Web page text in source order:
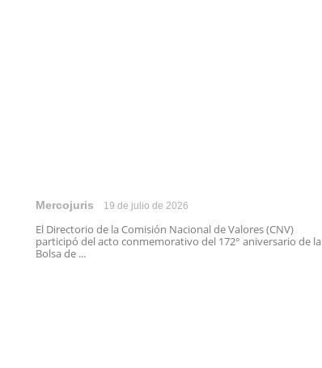
Mercojuris 19 de julio de 2026
El Directorio de la Comisión Nacional de Valores (CNV)
participó del acto conmemorativo del 172° aniversario de la
Bolsa de ...